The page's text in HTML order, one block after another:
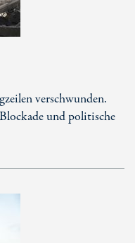
verschwunden.
und politische